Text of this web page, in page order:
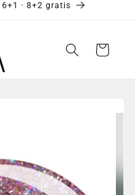
· 8+2 gratis
Warenkorb